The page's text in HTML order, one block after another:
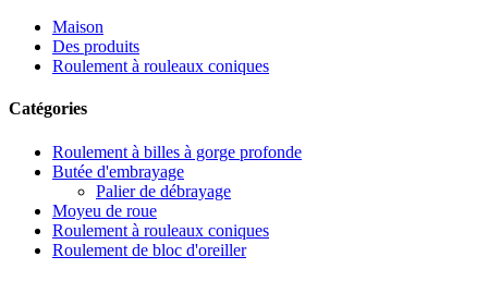
Maison
Des produits
Roulement à rouleaux coniques
Catégories
Roulement à billes à gorge profonde
Butée d'embrayage
Palier de débrayage
Moyeu de roue
Roulement à rouleaux coniques
Roulement de bloc d'oreiller